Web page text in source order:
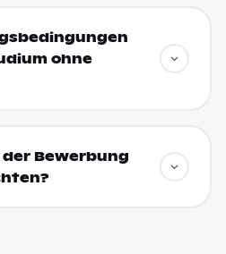
ohne
der Bewerbung